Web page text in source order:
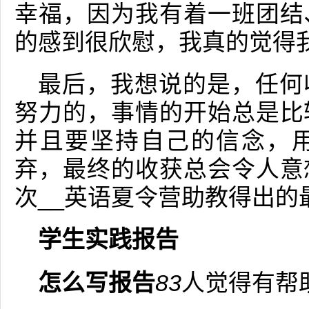
幸福，因为我有着一班团
的感到很欣慰，我真的觉得
最后，我想说的是，任
努力的，事情的开始总是
并且要坚持自己的信念，
弃，最终的收获总会令人
次__英语夏令营助教得出的
学生实践报告
怎么写报告83人觉得有帮